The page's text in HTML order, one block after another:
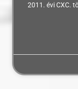
2011. évi CXC.